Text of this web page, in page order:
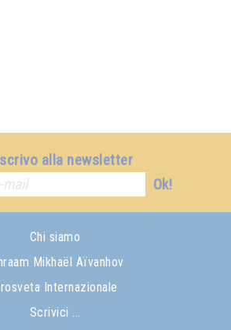
alla newsletter
Ok!
Chi siamo
Mikhaël Aïvanhov
Internazionale
Scrivici ...